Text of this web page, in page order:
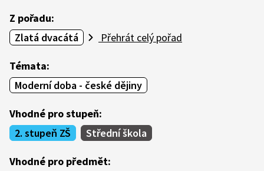
Z pořadu:
Zlatá dvacátá
Přehrát celý pořad
Témata:
Moderní doba - české dějiny
Vhodné pro stupeň:
2. stupeň ZŠ
Střední škola
Vhodné pro předmět: